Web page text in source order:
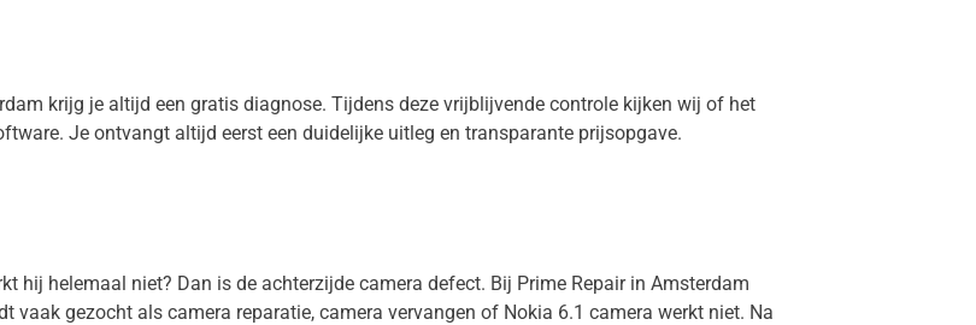
krijg je altijd een gratis diagnose. Tijdens deze vrijblijvende controle kijken wij of het
Je ontvangt altijd eerst een duidelijke uitleg en transparante prijsopgave.
hij helemaal niet? Dan is de achterzijde camera defect. Bij Prime Repair in Amsterdam
gezocht als camera reparatie, camera vervangen of Nokia 6.1 camera werkt niet. Na